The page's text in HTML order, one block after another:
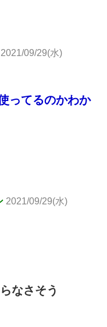
2021/09/29(水)
ってるのかわか
2021/09/29(水)
なさそう